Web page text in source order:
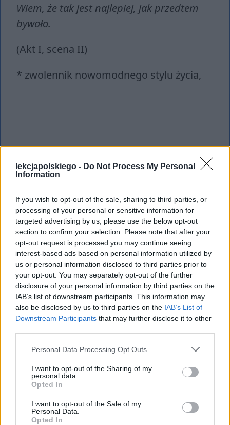
lekcjapolskiego - Do Not Process My Personal
Information
If you wish to opt-out of the sale, sharing to third parties, or
processing of your personal or sensitive information for
targeted advertising by us, please use the below opt-out
section to confirm your selection. Please note that after your
opt-out request is processed you may continue seeing
interest-based ads based on personal information utilized by
us or personal information disclosed to third parties prior to
your opt-out. You may separately opt-out of the further
disclosure of your personal information by third parties on the
IAB’s list of downstream participants. This information may
also be disclosed by us to third parties on the IAB’s List of
Downstream Participants that may further disclose it to other
Personal Data Processing Opt Outs
I want to opt-out of the Sharing of my
personal data.
Opted In
I want to opt-out of the Sale of my
Personal Data.
Opted In
Wiem, że tak jest najlepiej, jak przedtem
bywało.
(Akt I, scena II)
* zwolennik nowomodnego stylu życia,
*chciwy, łasy na pieniądze: poślubił żonę
tylko dla jej majątku, odrzucił starania
Szarmanckiego o rękę córki, gdy ten
upomniał się o posag,
* fałszywy: